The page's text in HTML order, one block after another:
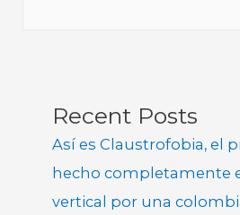
Recent Posts
Así es Claustrofobia, el
hecho completamente
vertical por una